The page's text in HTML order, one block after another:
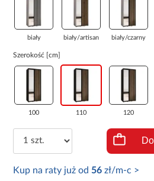
biały biały/artisan biały/czarny
Szerokość [cm]
100 110 120
Kup na raty już od 56 zł/m-c >